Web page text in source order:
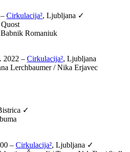
Cirkulacija², Ljubljana ✓
Romaniuk
2022 – Cirkulacija², Ljubljana
Lerchbaumer / Nika Erjavec
✓
– Cirkulacija², Ljubljana ✓